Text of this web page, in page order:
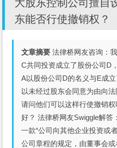
大股东控制公司擅自
东能否行使撤销权？
文章摘要 法律桥网友咨询：
C共同投资成立了股份公司D
A以股份公司D的名义与E成
以未经过股东会同意为由向
请问他们可以这样行使撤销
好？ 法律桥网友Swiggle解答
一款“公司向其他企业投资或
公司章程的规定，由董事会